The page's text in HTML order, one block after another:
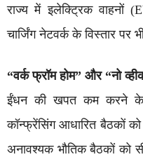
राज्य में इलेक्ट्रिक वाहनों
चार्जिंग नेटवर्क के विस्तार पर
“वर्क फ्रॉम होम” और “नो
ईंधन की खपत कम करने के
कॉन्फ्रेंसिंग आधारित बैठकों को
अनावश्यक भौतिक बैठकों को